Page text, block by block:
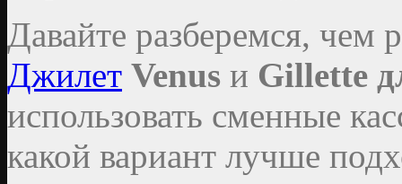
Давайте разберемся, чем
Джилет Venus и Gillette
использовать сменные
какой вариант лучше